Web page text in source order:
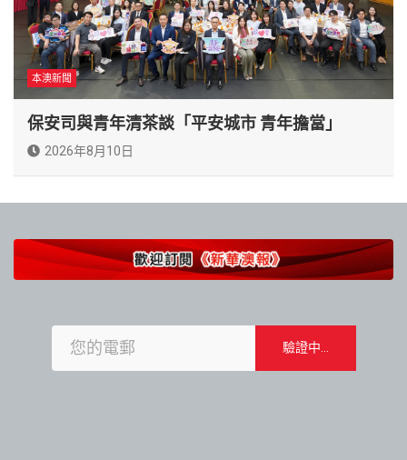
本澳新聞
保安司與青年清茶談「平安城市 青年擔當」
2026年8月10日